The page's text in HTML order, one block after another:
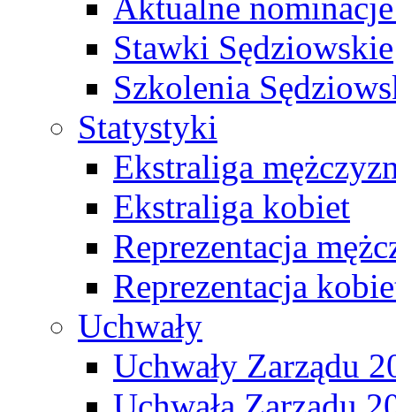
Stawki Sędziowskie
Szkolenia
Statystyki
Ekstraliga
Ekstraliga kobiet
Reprezentacja
Reprezentacja
Uchwały
Uchwały Zarządu